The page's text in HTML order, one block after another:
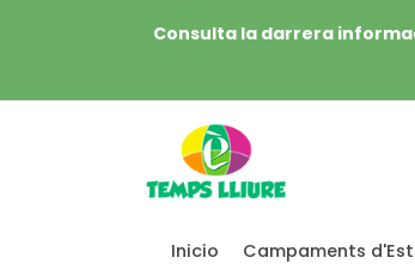
Consulta la darrera
Inicio Campaments